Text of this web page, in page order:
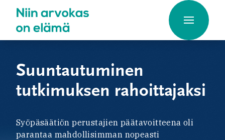
Hyppää
sisältöön
Suuntautuminen
tutkimuksen rahoittajaksi
Syöpäsäätiön perustajien päätavoitteena oli
parantaa mahdollisimman nopeasti